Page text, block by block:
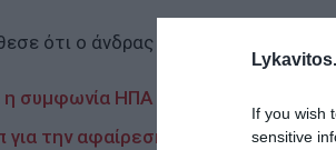
If you wish
sensitive
ότι ο άνδρας πιθανότατα απλώς
η συμφωνία ΗΠΑ και Ιράν που
την αφαίρεση του ονόματός του